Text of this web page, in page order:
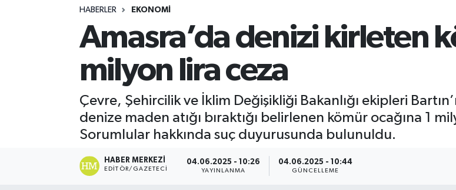
HABERLER EKONOMI
Amasra’da denizi kirleten
milyon lira ceza
Çevre, Şehircilik ve İklim Değişikliği Bakanlığı ekipleri
denize maden atığı bıraktığı belirlenen kömür ocağına 1
Sorumlular hakkında suç duyurusunda bulunuldu.
HABER MERKEZI
EDITÖR/GAZETECI
04.06.2025 - 10:26
YAYINLANMA
04.06.2025 - 10:44
GÜNCELLEME
Kültür - Sanat
Lider Haber TV Canlı Yayın izle